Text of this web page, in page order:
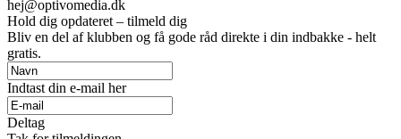
hej@optivomedia.dk
Hold dig opdateret – tilmeld dig
Bliv en del af klubben og få gode råd direkte i din indbakke - helt
gratis.
Indtast din e-mail her
Deltag